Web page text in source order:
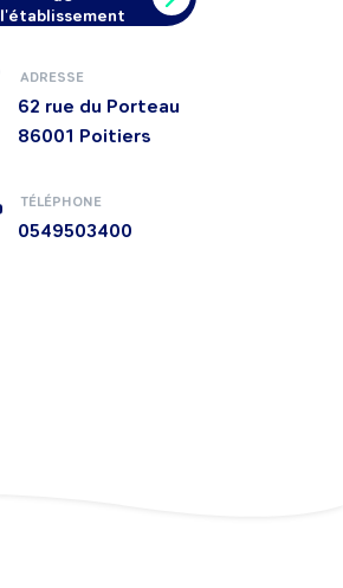
l'établissement
ADRESSE
62 rue du Porteau
86001 Poitiers
TÉLÉPHONE
0549503400